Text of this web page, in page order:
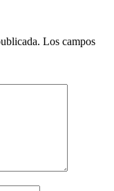
Los campos